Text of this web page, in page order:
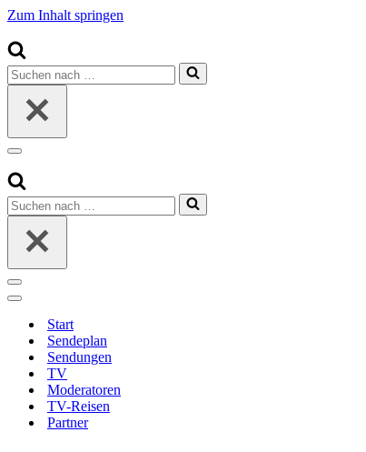
Zum Inhalt springen
Suchen
nach …
Navigationsmenü
Suchen
nach …
Navigationsmenü
Navigationsmenü
Start
Sendeplan
Sendungen
TV
Moderatoren
TV-Reisen
Partner